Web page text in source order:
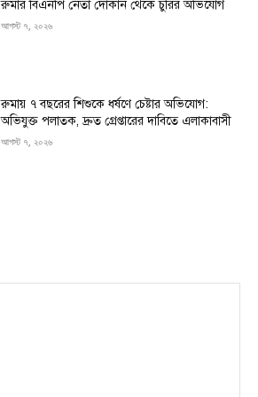
রুমার বিএনপি নেতা দোকান থেকে চুরির অভিযোগ
আগস্ট ৭, ২০২৬
রুমায় ৭ বছরের শিশুকে ধর্ষণে চেষ্টার অভিযোগ:
অভিযুক্ত পলাতক, দ্রুত গ্রেপ্তারের দাবিতে এলাকাবাসী
আগস্ট ৭, ২০২৬